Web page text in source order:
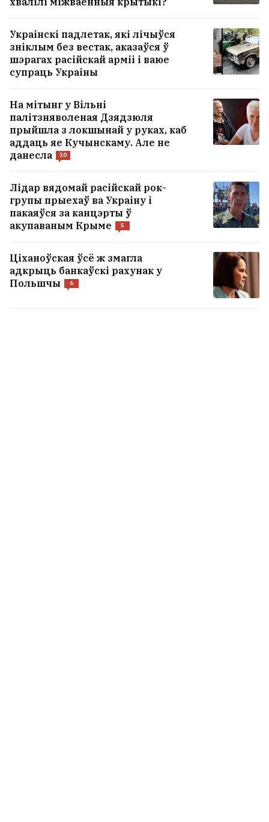
Украінскі падлетак, які лічыўся
зніклым без вестак, аказаўся ў
шэрагах расійскай арміі і ваюе
супраць Украіны
На мітынг у Вільні
палітзняволеная Дзядзюля
прыйшла з локшынай у руках, каб
аддаць яе Кучынскаму. Але не
данесла
10
Лідар вядомай расійскай рок-
групы прыехаў ва Украіну і
пакаяўся за канцэрты ў
акупаваным Крыме
5
Ціханоўская ўсё ж змагла
адкрыць банкаўскі рахунак у
Польшчы
6